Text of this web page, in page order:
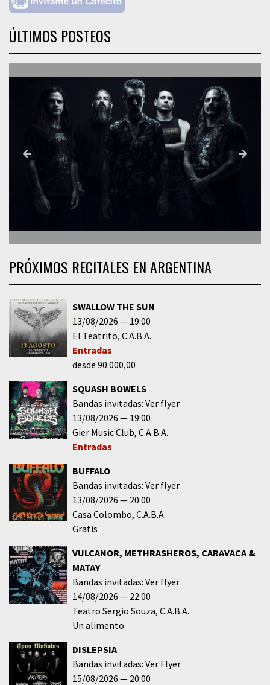
ÚLTIMOS POSTEOS
PRÓXIMOS RECITALES EN ARGENTINA
SWALLOW THE SUN
13/08/2026
19:00
El Teatrito C.A.B.A.
Entradas
desde 90.000,00
SQUASH BOWELS
Bandas invitadas: Ver flyer
13/08/2026
19:00
Gier Music Club C.A.B.A.
Entradas
BUFFALO
Bandas invitadas: Ver flyer
13/08/2026
20:00
Casa Colombo C.A.B.A.
Gratis
VULCANOR, METHRASHEROS, CARAVACA &
MATAY
Bandas invitadas: Ver flyer
14/08/2026
22:00
Teatro Sergio Souza C.A.B.A.
Un alimento
DISLEPSIA
Bandas invitadas: Ver Flyer
15/08/2026
20:00